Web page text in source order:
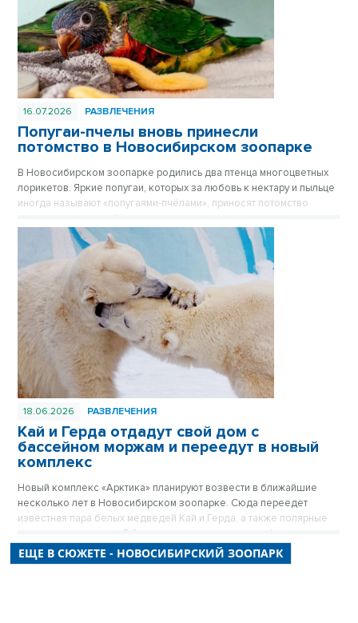
16.07.2026 РАЗВЛЕЧЕНИЯ
Попугаи-пчелы вновь принесли
потомство в Новосибирском зоопарке
В Новосибирском зоопарке родились два птенца многоцветных
лорикетов. Яркие попугаи, которых за любовь к нектару и пыльце
иногда называют «попугаями-пчёлами», приносят потомство
18.06.2026 РАЗВЛЕЧЕНИЯ
Кай и Герда отдадут свой дом с
бассейном моржам и переедут в новый
комплекс
Новый комплекс «Арктика» планируют возвести в ближайшие
несколько лет в Новосибирском зоопарке. Сюда переедет
известная пара белых медведей Кай и Герда, а также полярные
совы, волки и песцы. Об этом рассказал в прямом эфире
«Новосибирских новостей» директор Новосибирского зоопарка
Андрей Шило.
ЕЩЕ В СЮЖЕТЕ - НОВОСИБИРСКИЙ ЗООПАРК